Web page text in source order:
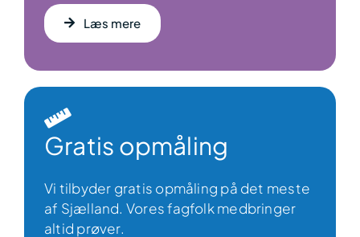
Læs mere
Gratis opmåling
Vi tilbyder gratis opmåling på det meste
af Sjælland. Vores fagfolk medbringer
altid prøver.